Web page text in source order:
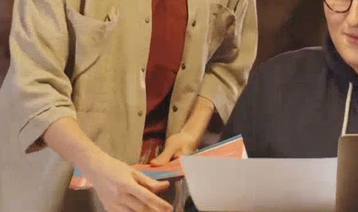
כלי סינון
מאמן פרטי